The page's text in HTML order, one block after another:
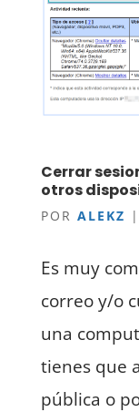
Cerrar
otros
POR ALEKZ |
Es muy
correo y/o
una
tienes que
pública o